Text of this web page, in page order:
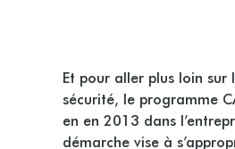
Et pour aller plus loin sur
sécurité, le programme
en en 2013 dans
démarche vise à